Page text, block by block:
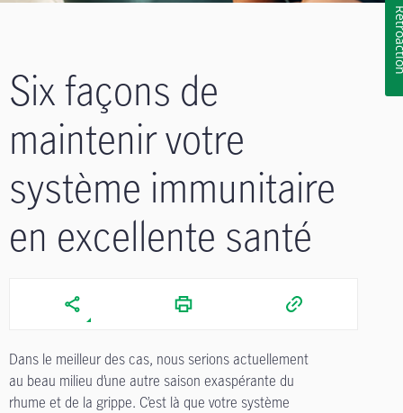
Six façons de
maintenir votre
système immunitaire
en excellente santé
Dans le meilleur des cas, nous serions actuellement
au beau milieu d’une autre saison exaspérante du
rhume et de la grippe. C’est là que votre système